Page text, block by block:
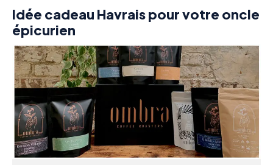
Idée cadeau Havrais pour votre oncle
épicurien